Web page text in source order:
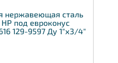
нержавеющая сталь
под евроконус
129-9597 Ду 1"х3/4"